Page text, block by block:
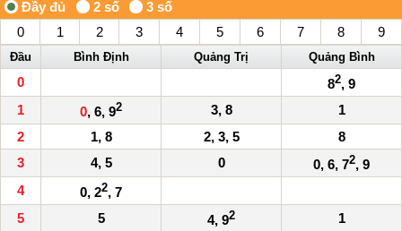
0 1 2 3 4 5 6 7 8 9
Đầu Bình Định Quảng Trị Quảng Bình
0 82, 9
1
0, 6, 92 3, 8
1
2
1, 8 2, 3, 5
8
3
4, 5 0 0, 6, 72, 9
4
0, 22, 7
5
5 4, 92
1